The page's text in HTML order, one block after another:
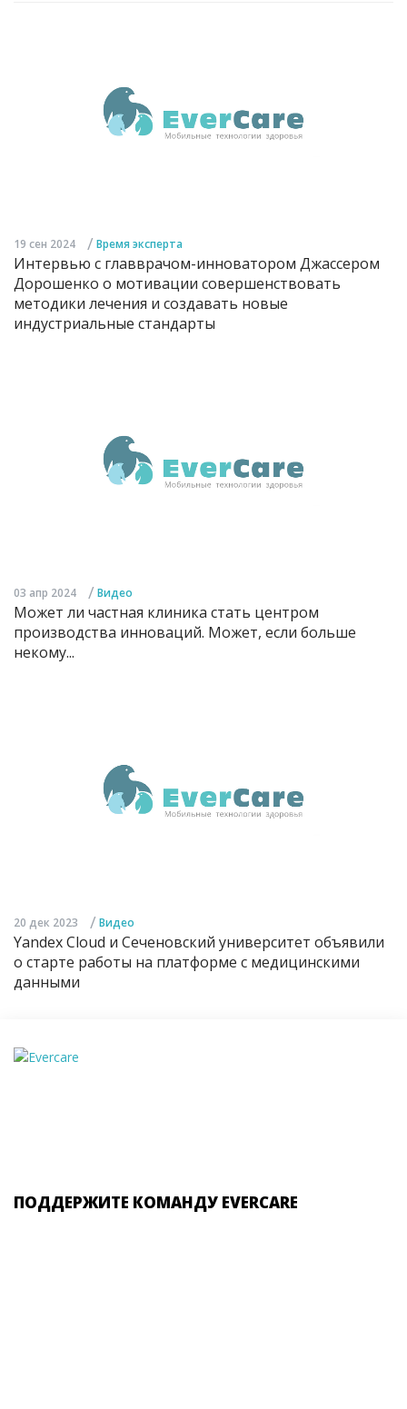
19 сен 2024 / Время эксперта
Интервью с главврачом-инноватором Джассером
Дорошенко о мотивации совершенствовать
методики лечения и создавать новые
индустриальные стандарты
03 апр 2024 / Видео
Может ли частная клиника стать центром
производства инноваций. Может, если больше
некому...
20 дек 2023 / Видео
Yandex Cloud и Сеченовский университет объявили
о старте работы на платформе с медицинскими
данными
ПОДДЕРЖИТЕ КОМАНДУ EVERCARE